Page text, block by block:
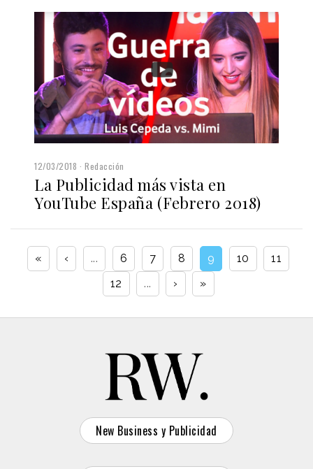
12/03/2018 Redacción
La Publicidad más vista en
YouTube España (Febrero 2018)
« ‹ ... 6 7 8 9 10
11
12
... › »
New Business y Publicidad